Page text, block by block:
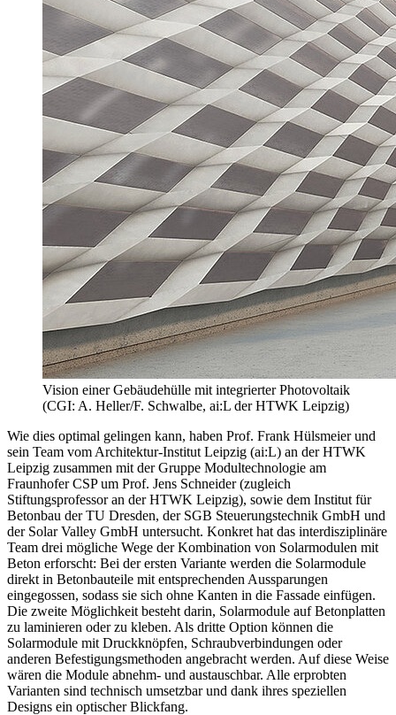
Vision einer Gebäudehülle mit integrierter Photovoltaik
(CGI: A. Heller/F. Schwalbe, ai:L der HTWK Leipzig)
Wie dies optimal gelingen kann, haben Prof. Frank Hülsmeier und
sein Team vom Architektur-Institut Leipzig (ai:L) an der HTWK
Leipzig zusammen mit der Gruppe Modultechnologie am
Fraunhofer CSP um Prof. Jens Schneider (zugleich
Stiftungsprofessor an der HTWK Leipzig), sowie dem Institut für
Betonbau der TU Dresden, der SGB Steuerungstechnik GmbH und
der Solar Valley GmbH untersucht. Konkret hat das interdisziplinäre
Team drei mögliche Wege der Kombination von Solarmodulen mit
Beton erforscht: Bei der ersten Variante werden die Solarmodule
direkt in Betonbauteile mit entsprechenden Aussparungen
eingegossen, sodass sie sich ohne Kanten in die Fassade einfügen.
Die zweite Möglichkeit besteht darin, Solarmodule auf Betonplatten
zu laminieren oder zu kleben. Als dritte Option können die
Solarmodule mit Druckknöpfen, Schraubverbindungen oder
anderen Befestigungsmethoden angebracht werden. Auf diese Weise
wären die Module abnehm- und austauschbar. Alle erprobten
Varianten sind technisch umsetzbar und dank ihres speziellen
Designs ein optischer Blickfang.